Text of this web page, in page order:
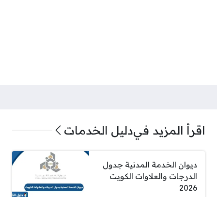
اقرأ المزيد فيدليل الخدمات
ديوان الخدمة المدنية جدول
الدرجات والعلاوات الكويت
2026